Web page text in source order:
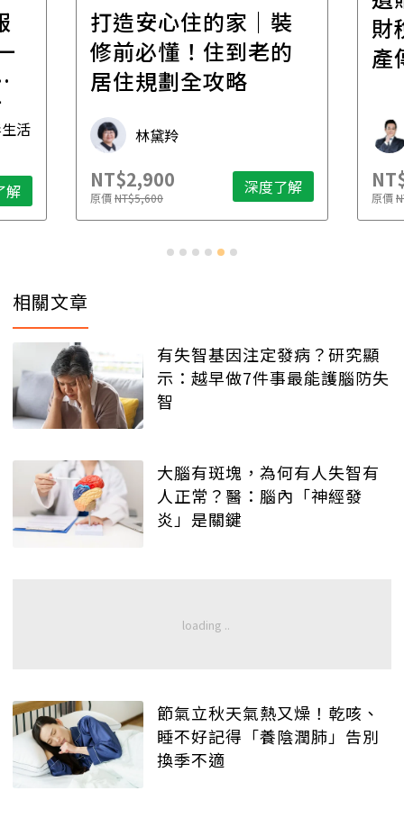
活
解
打造安心住的家｜裝
修前必懂！住到老的
居住規劃全攻略
林黛羚
NT$2,900
原價NT$5,600 深度了解
財
產
原價
相關文章
有失智基因注定發病？研究顯
示：越早做7件事最能護腦防失
智
大腦有斑塊，為何有人失智有
人正常？醫：腦內「神經發
炎」是關鍵
節氣立秋天氣熱又燥！乾咳、
睡不好記得「養陰潤肺」告別
換季不適